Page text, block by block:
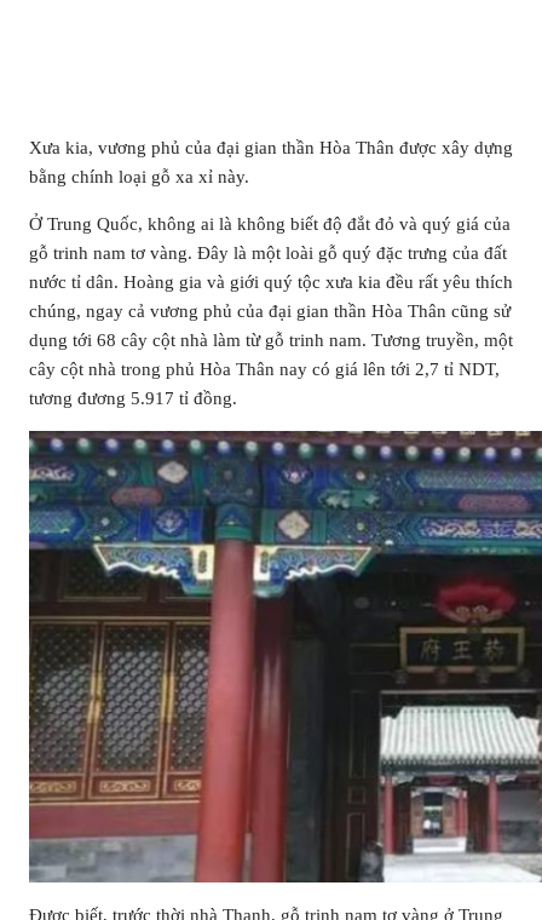
Xưa kia, vương phủ của đại gian thần Hòa Thân được xây dựng
bằng chính loại gỗ xa xỉ này.
Ở Trung Quốc, không ai là không biết độ đắt đỏ và quý giá của
gỗ trinh nam tơ vàng. Đây là một loài gỗ quý đặc trưng của đất
nước tỉ dân. Hoàng gia và giới quý tộc xưa kia đều rất yêu thích
chúng, ngay cả vương phủ của đại gian thần Hòa Thân cũng sử
dụng tới 68 cây cột nhà làm từ gỗ trinh nam. Tương truyền, một
cây cột nhà trong phủ Hòa Thân nay có giá lên tới 2,7 tỉ NDT,
tương đương 5.917 tỉ đồng.
Được biết, trước thời nhà Thanh, gỗ trinh nam tơ vàng ở Trung